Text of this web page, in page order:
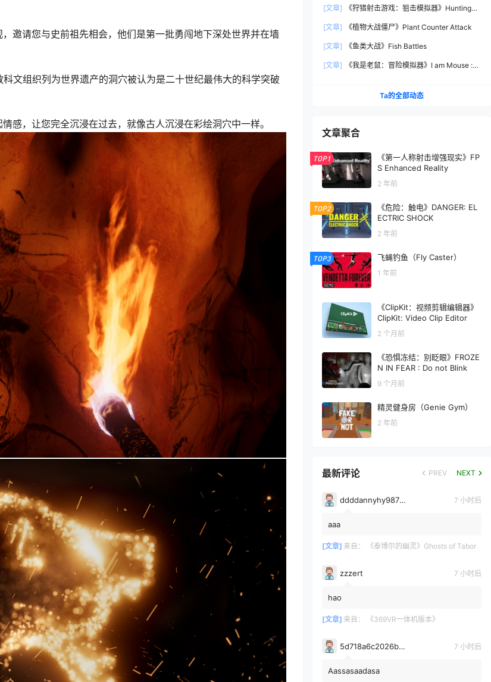
邀请您与史前祖先相会，他们是第一批勇闯地下深处世界并在墙
文组织列为世界遗产的洞穴被认为是二十世纪最伟大的科学突破
感，让您完全沉浸在过去，就像古人沉浸在彩绘洞穴中一样。
[文章]
《狩猎射击游戏：狙击模拟器》Hunting
[文章]
《植物大战僵尸》Plant Counter Attack
[文章] 《鱼类大战》Fish Battles
[文章]
《我是老鼠：冒险模拟器》I am Mouse :
Ta的全部动态
文章聚合
TOP1
《第一人称射击增强现实》FP
S Enhanced Reality
2 年前
TOP2
《危险：触电》DANGER: EL
ECTRIC SHOCK
2 年前
TOP3 飞蝇钓鱼（Fly Caster）
1 年前
《ClipKit：视频剪辑编辑器》
ClipKit: Video Clip Editor
2 个月前
《恐惧冻结：别眨眼》FROZE
N IN FEAR : Do not Blink
9 个月前
精灵健身房（Genie Gym）
2 年前
最新评论 PREV NEXT
ddddannyhy987878 7 小时后
aaa
[文章] 来自： 《泰博尔的幽灵》Ghosts of Tabor
zzzert 7 小时后
hao
[文章] 来自： 《369VR一体机版本》
5d718a6c2026b3700bdc0c971e6d75361628 7 小时后
Aassasaadasa